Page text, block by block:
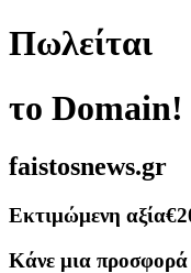
Πωλείται
το Domain!
faistosnews.gr
Εκτιμώμενη αξία
Κάνε μια προσφορά